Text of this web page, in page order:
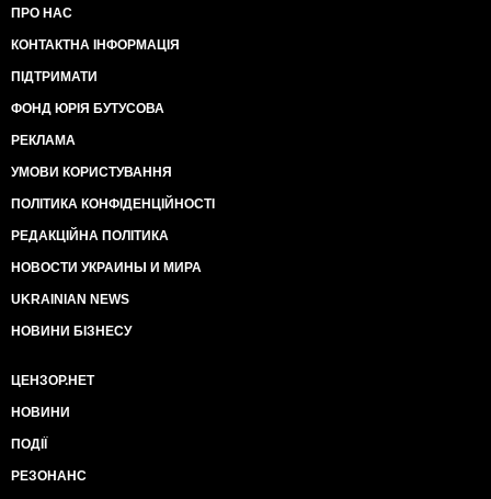
ПРО НАС
КОНТАКТНА ІНФОРМАЦІЯ
ПІДТРИМАТИ
ФОНД ЮРІЯ БУТУСОВА
РЕКЛАМА
УМОВИ КОРИСТУВАННЯ
ПОЛІТИКА КОНФІДЕНЦІЙНОСТІ
РЕДАКЦІЙНА ПОЛІТИКА
НОВОСТИ УКРАИНЫ И МИРА
UKRAINIAN NEWS
НОВИНИ БІЗНЕСУ
ЦЕНЗОР.НЕТ
НОВИНИ
ПОДІЇ
РЕЗОНАНС